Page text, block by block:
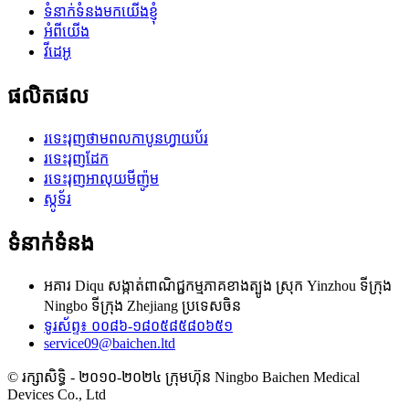
ទំនាក់ទំនងមកយើងខ្ញុំ
អំពីយើង
វីដេអូ
ផលិតផល
រទេះរុញថាមពលកាបូនហ្វាយប័រ
រទេះរុញដែក
រទេះរុញអាលុយមីញ៉ូម
ស្កូទ័រ
ទំនាក់ទំនង
អគារ Diqu សង្កាត់ពាណិជ្ជកម្មភាគខាងត្បូង ស្រុក Yinzhou ទីក្រុង
Ningbo ទីក្រុង Zhejiang ប្រទេសចិន
ទូរស័ព្ទ៖ ០០៨៦-១៨០៥៨៥៨០៦៥១
service09@baichen.ltd
© រក្សាសិទ្ធិ - ២០១០-២០២៤ ក្រុមហ៊ុន Ningbo Baichen Medical
Devices Co., Ltd